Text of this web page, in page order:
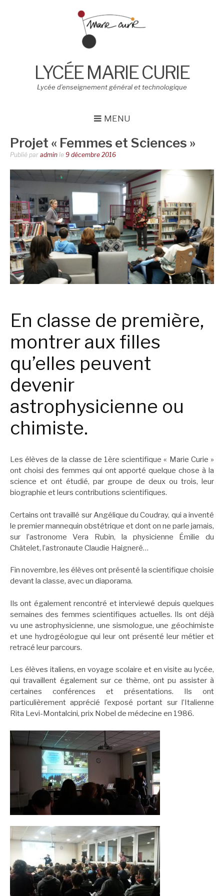
LYCÉE MARIE CURIE
Lycée d’enseignement général et technologique
MENU
Projet « Femmes et Sciences »
Publié par admin le 9 décembre 2016
En classe de première,
montrer aux filles
qu’elles peuvent
devenir
astrophysicienne ou
chimiste.
Les élèves de la classe de 1ère scientifique « Marie Curie »
ont choisi des femmes qui ont apporté quelque chose à la
science et ont étudié, par groupe de deux ou trois, leur
biographie et leurs contributions scientifiques.
Certains ont travaillé sur Angélique du Coudray, qui a inventé
le premier mannequin obstétrique et dont on ne parle jamais,
sur l’astronome Vera Rubin, la physicienne Émilie du
Châtelet, l’astronaute Claudie Haigneré…
Fin novembre, les élèves ont présenté la scientifique choisie
devant la classe, avec un diaporama.
Ils ont également rencontré et interviewé depuis quelques
semaines des femmes scientifiques actuelles. Ils ont déjà
vu une astrophysicienne, une sismologue, une géochimiste
et une hydrogéologue qui leur ont présenté leur métier et
retracé leur parcours.
Les élèves italiens, en voyage scolaire et en visite au lycée,
qui travaillent également sur ce thème, ont pu assister à
certaines conférences et présentations. Ils ont
particulièrement apprécié l’exposé portant sur l’Italienne
Rita Levi-Montalcini, prix Nobel de médecine en 1986.